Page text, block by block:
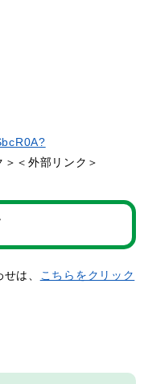
＞ ＜外部リンク＞
は、
こちらをクリック